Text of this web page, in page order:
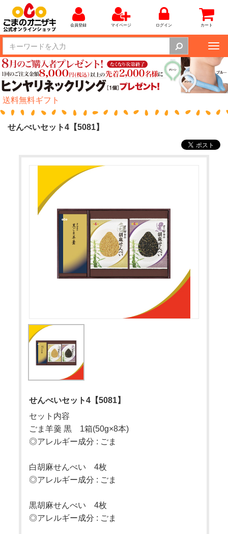
会員登録 マイページ ログイン カート
送料無料ギフト
せんべいセット4【5081】
せんべいセット4【5081】
セット内容
ごま羊羹 黒 1箱(50g×8本)
◎アレルギー成分 : ごま
白胡麻せんべい 4枚
◎アレルギー成分 : ごま
黒胡麻せんべい 4枚
◎アレルギー成分 : ごま